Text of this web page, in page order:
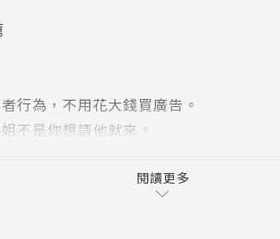
行為，不用花大錢買廣告。
不是你想請他就來。
經紀人耍大牌才煩惱。
司，
閱讀更多